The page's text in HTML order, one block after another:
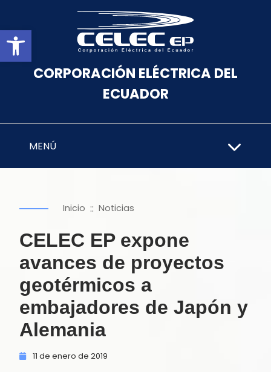
Abrir barra de herramientas
CORPORACIÓN ELÉCTRICA DEL
ECUADOR
MENÚ
Inicio :: Noticias
CELEC EP expone
avances de proyectos
geotérmicos a
embajadores de Japón y
Alemania
11 de enero de 2019